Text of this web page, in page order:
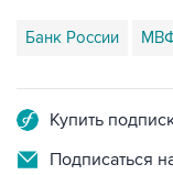
Банк России
Купить
Подписаться